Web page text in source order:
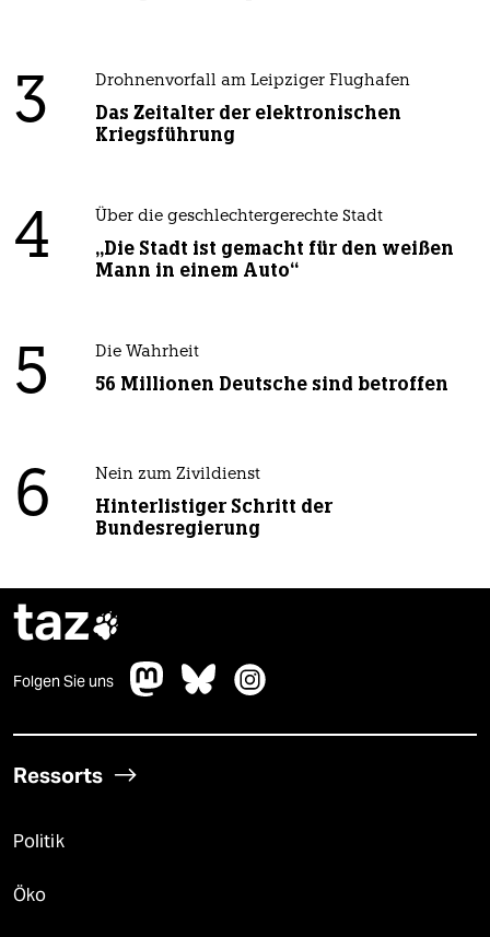
3 Drohnenvorfall am Leipziger Flughafen
Das Zeitalter der elektronischen
Kriegsführung
4 Über die geschlechtergerechte Stadt
„Die Stadt ist gemacht für den weißen
Mann in einem Auto“
5 Die Wahrheit
56 Millionen Deutsche sind betroffen
6 Nein zum Zivildienst
Hinterlistiger Schritt der
Bundesregierung
taz
Folgen Sie uns
Ressorts
Politik
Öko